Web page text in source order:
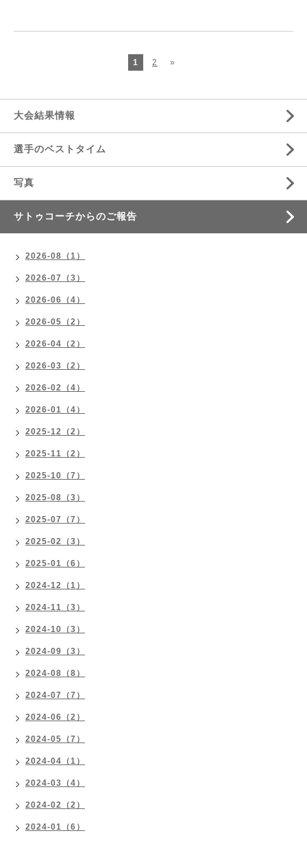
1 2 »
大会結果情報
選手のベストタイム
写真
サトゥコーチからのご報告
2026-08（1）
2026-07（3）
2026-06（4）
2026-05（2）
2026-04（2）
2026-03（2）
2026-02（4）
2026-01（4）
2025-12（2）
2025-11（2）
2025-10（7）
2025-08（3）
2025-07（7）
2025-02（3）
2025-01（6）
2024-12（1）
2024-11（3）
2024-10（3）
2024-09（3）
2024-08（8）
2024-07（7）
2024-06（2）
2024-05（7）
2024-04（1）
2024-03（4）
2024-02（2）
2024-01（6）